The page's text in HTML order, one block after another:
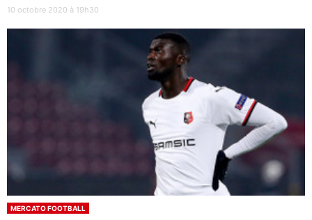
10 octobre 2020 à 19h30
MERCATO FOOTBALL